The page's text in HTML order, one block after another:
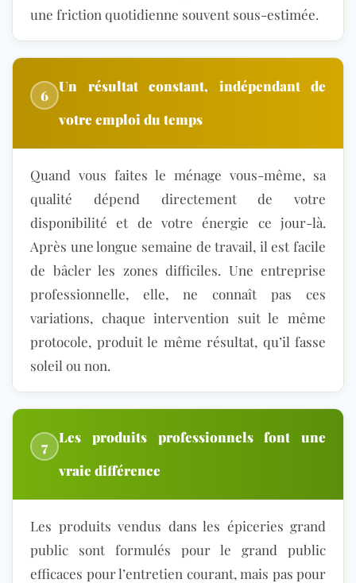
une friction quotidienne souvent sous-estimée.
6
Un résultat constant, indépendant de
votre emploi du temps
Quand vous faites le ménage vous-même, sa
qualité dépend directement de votre
disponibilité et de votre énergie ce jour-là.
Après une longue semaine de travail, il est facile
de bâcler les zones difficiles. Une entreprise
professionnelle, elle, ne connaît pas ces
variations, chaque intervention suit le même
protocole, produit le même résultat, qu’il fasse
soleil ou non.
7
Les produits professionnels font une
vraie différence
Les produits vendus dans les épiceries grand
public sont formulés pour le grand public
efficaces pour l’entretien courant, mais pas pour